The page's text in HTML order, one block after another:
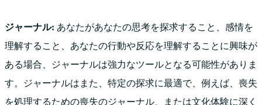
ジャーナル: あなたがあなたの思考を探求すること、感情を
理解すること、あなたの行動や反応を理解することに興味が
ある場合、ジャーナルは強力なツールとなる可能性がありま
す。ジャーナルはまた、特定の探求に最適で、例えば、喪失
を処理するための喪失のジャーナル、または文化体験に深く